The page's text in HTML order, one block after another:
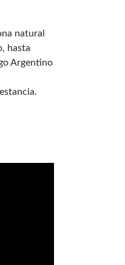
natural
hasta
Argentino